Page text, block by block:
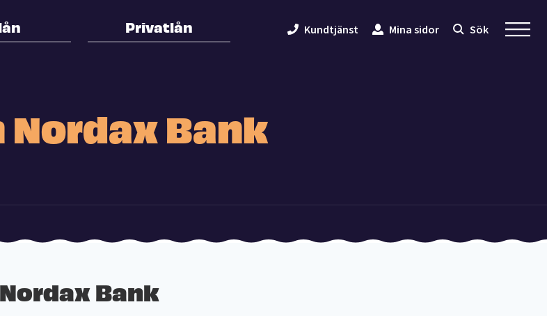
Privatlån Kundtjänst Mina sidor Sök
Nordax Bank
Nordax Bank